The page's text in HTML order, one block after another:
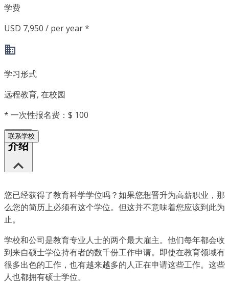
学费
USD 7,950 / per year *
学习形式
远程教育, 在校园
* 一次性报名费：$ 100
联系学校
介绍
您已经获得了教育科学学位吗？如果您想晋升为高薪职业，那
么您的简历上必须有这个学位。但这并不意味着您应该到此为
止。
学校和公司是教育专业人士的两个最大雇主。他们每年都会收
到来自硕士学位持有者的数千份工作申请。即使在教育领域有
很多出色的工作，也有越来越多的人正在申请这些工作。这些
人也都拥有硕士学位。